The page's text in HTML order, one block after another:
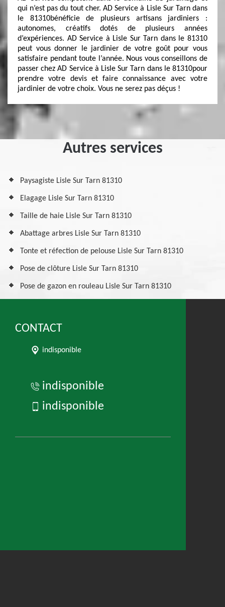
qui n’est pas du tout cher. AD Service à Lisle Sur Tarn dans
le 81310bénéficie de plusieurs artisans jardiniers :
autonomes, créatifs dotés de plusieurs années
d’expériences. AD Service à Lisle Sur Tarn dans le 81310
peut vous donner le jardinier de votre goût pour vous
satisfaire pendant toute l’année. Nous vous conseillons de
passer chez AD Service à Lisle Sur Tarn dans le 81310pour
prendre votre devis et faire connaissance avec votre
jardinier de votre choix. Vous ne serez pas déçus !
Autres services
Paysagiste Lisle Sur Tarn 81310
Elagage Lisle Sur Tarn 81310
Taille de haie Lisle Sur Tarn 81310
Abattage arbres Lisle Sur Tarn 81310
Tonte et réfection de pelouse Lisle Sur Tarn 81310
Pose de clôture Lisle Sur Tarn 81310
Pose de gazon en rouleau Lisle Sur Tarn 81310
CONTACT
indisponible
indisponible
indisponible